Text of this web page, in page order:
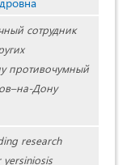
сотрудник
противочумный
Дону
research